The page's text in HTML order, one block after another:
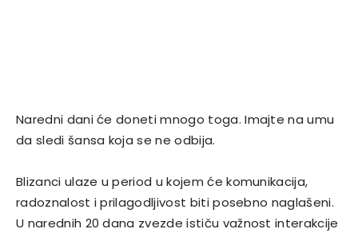
Naredni dani će doneti mnogo toga. Imajte na umu
da sledi šansa koja se ne odbija.
Blizanci ulaze u period u kojem će komunikacija,
radoznalost i prilagodljivost biti posebno naglašeni.
U narednih 20 dana zvezde ističu važnost interakcije